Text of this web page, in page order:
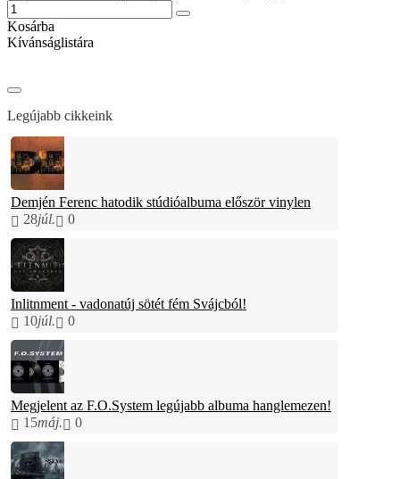
Kosárba
Kívánságlistára
Legújabb cikkeink
Demjén Ferenc hatodik stúdióalbuma először vinylen
28júl. 0
Inlitnment - vadonatúj sötét fém Svájcból!
10júl. 0
Megjelent az F.O.System legújabb albuma hanglemezen!
15máj. 0